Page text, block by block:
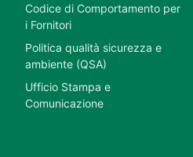
Codice di Comportamento per
i Fornitori
Politica qualità sicurezza e
ambiente (QSA)
Ufficio Stampa e
Comunicazione